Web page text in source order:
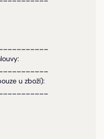
u zboží):